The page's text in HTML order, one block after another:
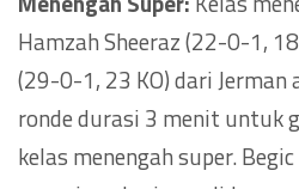
Hamzah Sheeraz (22-0-1,
(29-0-1, 23 KO) dari Jerman
ronde durasi 3 menit untuk
kelas menengah super.